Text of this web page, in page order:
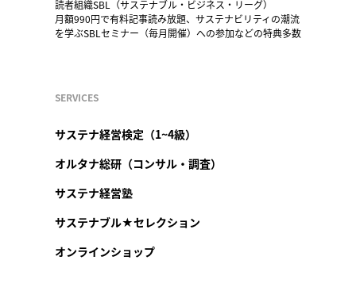
読者組織SBL（サステナブル・ビジネス・リーグ）
月額990円で有料記事読み放題、サステナビリティの潮流
を学ぶSBLセミナー（毎月開催）への参加などの特典多数
SERVICES
サステナ経営検定（1~4級）
オルタナ総研（コンサル・調査）
サステナ経営塾
サステナブル★セレクション
オンラインショップ